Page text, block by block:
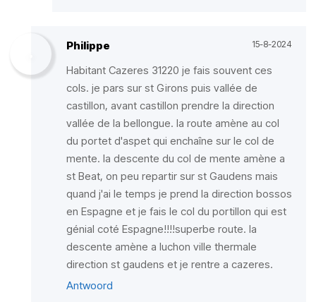
Philippe 15-8-2024
Habitant Cazeres 31220 je fais souvent ces
cols. je pars sur st Girons puis vallée de
castillon, avant castillon prendre la direction
vallée de la bellongue. la route amène au col
du portet d'aspet qui enchaîne sur le col de
mente. la descente du col de mente amène a
st Beat, on peu repartir sur st Gaudens mais
quand j'ai le temps je prend la direction bossos
en Espagne et je fais le col du portillon qui est
génial coté Espagne!!!!superbe route. la
descente amène a luchon ville thermale
direction st gaudens et je rentre a cazeres.
Antwoord